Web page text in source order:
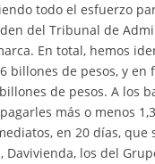
todo el esfuerzo
del Tribunal de
En total, hemos
billones de pesos, y en
de pesos. A los
más o menos
en 20 días, que
Davivienda, los del